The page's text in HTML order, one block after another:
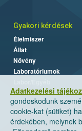
Adatkezelési
gondoskodunk
cookie-kat (sütiket)
érdekében, melynek
Gyakori kérdések
Élelmiszer
Állat
Növény
Laboratóriumok